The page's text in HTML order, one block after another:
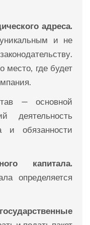
адреса.
и не
где будет
— основной
деятельность
и обязанности
капитала.
определяется